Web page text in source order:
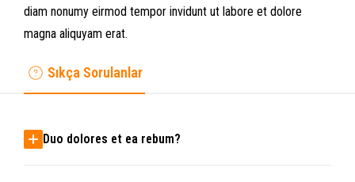
diam nonumy eirmod tempor invidunt ut labore et dolore
magna aliquyam erat.
Sıkça Sorulanlar
Duo dolores et ea rebum?